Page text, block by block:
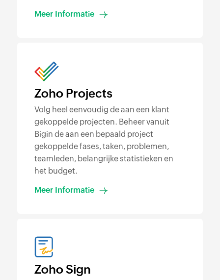
Meer Informatie
Zoho Projects
Volg heel eenvoudig de aan een klant
gekoppelde projecten. Beheer vanuit
Bigin de aan een bepaald project
gekoppelde fases, taken, problemen,
teamleden, belangrijke statistieken en
het budget.
Meer Informatie
Zoho Sign